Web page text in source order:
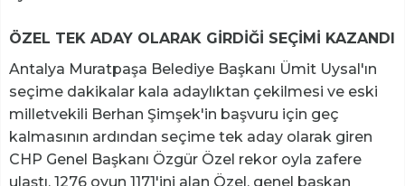
ÖZEL TEK ADAY OLARAK GİRDİĞİ SEÇİMİ KAZANDI
Antalya Muratpaşa Belediye Başkanı Ümit Uysal'ın
seçime dakikalar kala adaylıktan çekilmesi ve eski
milletvekili Berhan Şimşek'in başvuru için geç
kalmasının ardından seçime tek aday olarak giren
CHP Genel Başkanı Özgür Özel rekor oyla zafere
ulaştı. 1276 oyun 1171'ini alan Özel, genel başkan